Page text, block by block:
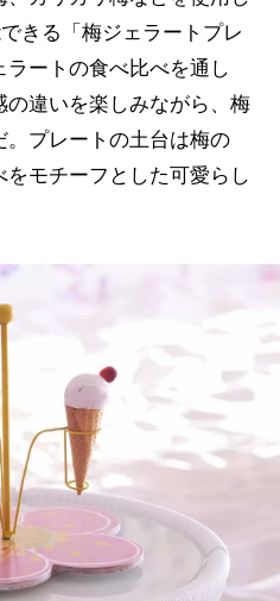
きる「梅ジェラートプレ
ートの食べ比べを通し
違いを楽しみながら、梅
。プレートの土台は梅の
モチーフとした可愛らし